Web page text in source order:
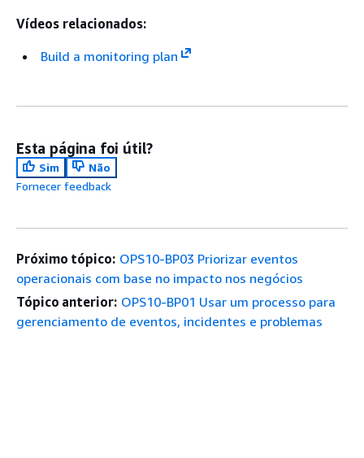
Vídeos relacionados:
Build a monitoring plan
Esta página foi útil?
Sim
Não
Fornecer feedback
Próximo tópico: OPS10-BP03 Priorizar eventos
operacionais com base no impacto nos negócios
Tópico anterior: OPS10-BP01 Usar um processo para
gerenciamento de eventos, incidentes e problemas